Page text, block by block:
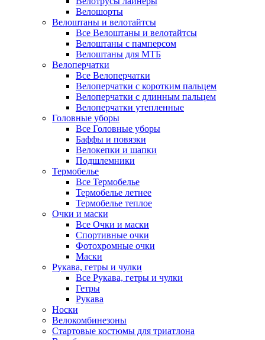
Велошорты
Велоштаны и велотайтсы
Все Велоштаны и велотайтсы
Велоштаны с памперсом
Велоштаны для МТБ
Велоперчатки
Все Велоперчатки
Велоперчатки с коротким пальцем
Велоперчатки с длинным пальцем
Велоперчатки утепленные
Головные уборы
Все Головные уборы
Баффы и повязки
Велокепки и шапки
Подшлемники
Термобелье
Все Термобелье
Термобелье летнее
Термобелье теплое
Очки и маски
Все Очки и маски
Спортивные очки
Фотохромные очки
Маски
Рукава, гетры и чулки
Все Рукава, гетры и чулки
Гетры
Рукава
Носки
Велокомбинезоны
Стартовые костюмы для триатлона